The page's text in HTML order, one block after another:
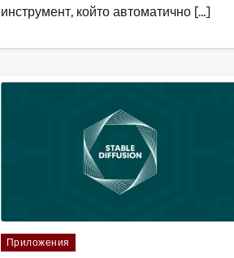
инструмент, който автоматично […]
Приложения